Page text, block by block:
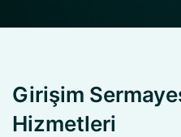
Girişim
Hizmetleri